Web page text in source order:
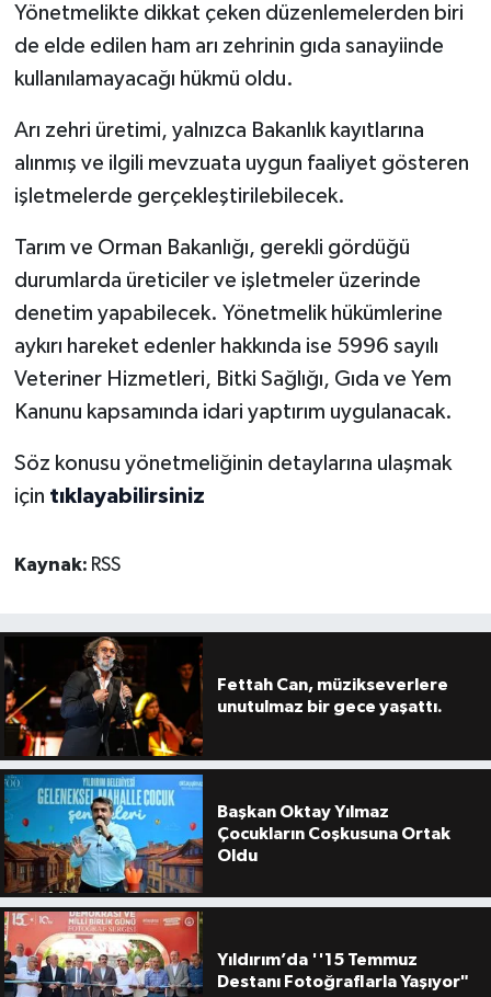
Yönetmelikte dikkat çeken düzenlemelerden biri
de elde edilen ham arı zehrinin gıda sanayiinde
kullanılamayacağı hükmü oldu.
Arı zehri üretimi, yalnızca Bakanlık kayıtlarına
alınmış ve ilgili mevzuata uygun faaliyet gösteren
işletmelerde gerçekleştirilebilecek.
Tarım ve Orman Bakanlığı, gerekli gördüğü
durumlarda üreticiler ve işletmeler üzerinde
denetim yapabilecek. Yönetmelik hükümlerine
aykırı hareket edenler hakkında ise 5996 sayılı
Veteriner Hizmetleri, Bitki Sağlığı, Gıda ve Yem
Kanunu kapsamında idari yaptırım uygulanacak.
Söz konusu yönetmeliğinin detaylarına ulaşmak
için tıklayabilirsiniz
Kaynak: RSS
Fettah Can, müzikseverlere
unutulmaz bir gece yaşattı.
Başkan Oktay Yılmaz
Çocukların Coşkusuna Ortak
Oldu
Yıldırım’da ''15 Temmuz
Destanı Fotoğraflarla Yaşıyor"